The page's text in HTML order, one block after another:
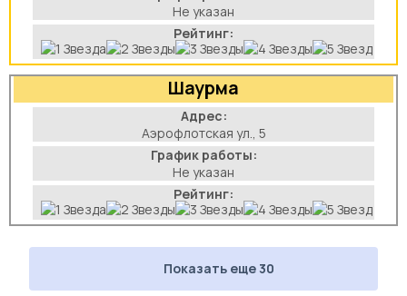
Не указан
Рейтинг:
Шаурма
Адрес:
Аэрофлотская ул., 5
График работы:
Не указан
Рейтинг:
Показать еще 30